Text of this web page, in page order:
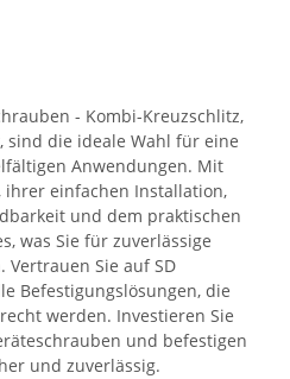
- Kombi-Kreuzschlitz,
sind die ideale Wahl für eine
Anwendungen. Mit
ihrer einfachen Installation,
und dem praktischen
was Sie für zuverlässige
Vertrauen Sie auf SD
Befestigungslösungen, die
werden. Investieren Sie
und befestigen
und zuverlässig.